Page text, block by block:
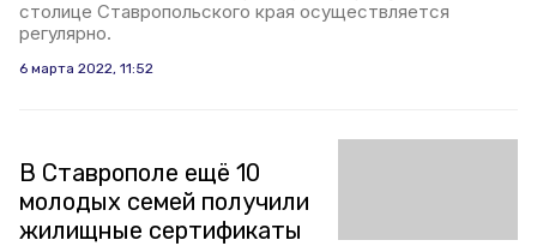
столице Ставропольского края осуществляется
регулярно.
6 марта 2022, 11:52
В Ставрополе ещё 10
молодых семей получили
жилищные сертификаты